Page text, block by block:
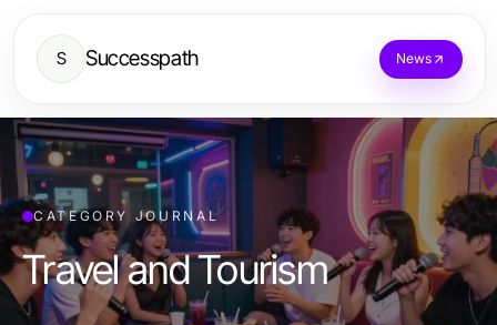
S Successpath News
CATEGORY JOURNAL
Travel and Tourism